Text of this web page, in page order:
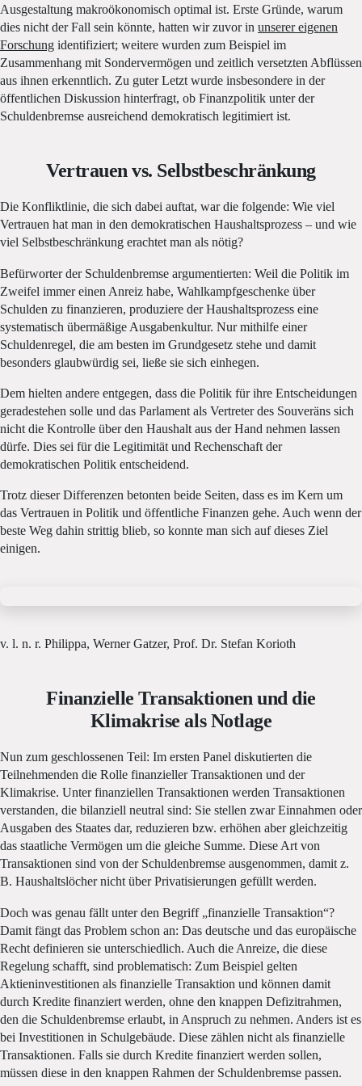
Ausgestaltung makroökonomisch optimal ist. Erste Gründe, warum
dies nicht der Fall sein könnte, hatten wir zuvor in unserer eigenen
Forschung identifiziert; weitere wurden zum Beispiel im
Zusammenhang mit Sondervermögen und zeitlich versetzten Abflüssen
aus ihnen erkenntlich. Zu guter Letzt wurde insbesondere in der
öffentlichen Diskussion hinterfragt, ob Finanzpolitik unter der
Schuldenbremse ausreichend demokratisch legitimiert ist.
Vertrauen vs. Selbstbeschränkung
Die Konfliktlinie, die sich dabei auftat, war die folgende: Wie viel
Vertrauen hat man in den demokratischen Haushaltsprozess – und wie
viel Selbstbeschränkung erachtet man als nötig?
Befürworter der Schuldenbremse argumentierten: Weil die Politik im
Zweifel immer einen Anreiz habe, Wahlkampfgeschenke über
Schulden zu finanzieren, produziere der Haushaltsprozess eine
systematisch übermäßige Ausgabenkultur. Nur mithilfe einer
Schuldenregel, die am besten im Grundgesetz stehe und damit
besonders glaubwürdig sei, ließe sie sich einhegen.
Dem hielten andere entgegen, dass die Politik für ihre Entscheidungen
geradestehen solle und das Parlament als Vertreter des Souveräns sich
nicht die Kontrolle über den Haushalt aus der Hand nehmen lassen
dürfe. Dies sei für die Legitimität und Rechenschaft der
demokratischen Politik entscheidend.
Trotz dieser Differenzen betonten beide Seiten, dass es im Kern um
das Vertrauen in Politik und öffentliche Finanzen gehe. Auch wenn der
beste Weg dahin strittig blieb, so konnte man sich auf dieses Ziel
einigen.
v. l. n. r. Philippa, Werner Gatzer, Prof. Dr. Stefan Korioth
Finanzielle Transaktionen und die
Klimakrise als Notlage
Nun zum geschlossenen Teil: Im ersten Panel diskutierten die
Teilnehmenden die Rolle finanzieller Transaktionen und der
Klimakrise. Unter finanziellen Transaktionen werden Transaktionen
verstanden, die bilanziell neutral sind: Sie stellen zwar Einnahmen oder
Ausgaben des Staates dar, reduzieren bzw. erhöhen aber gleichzeitig
das staatliche Vermögen um die gleiche Summe. Diese Art von
Transaktionen sind von der Schuldenbremse ausgenommen, damit z.
B. Haushaltslöcher nicht über Privatisierungen gefüllt werden.
Doch was genau fällt unter den Begriff „finanzielle Transaktion“?
Damit fängt das Problem schon an: Das deutsche und das europäische
Recht definieren sie unterschiedlich. Auch die Anreize, die diese
Regelung schafft, sind problematisch: Zum Beispiel gelten
Aktieninvestitionen als finanzielle Transaktion und können damit
durch Kredite finanziert werden, ohne den knappen Defizitrahmen,
den die Schuldenbremse erlaubt, in Anspruch zu nehmen. Anders ist es
bei Investitionen in Schulgebäude. Diese zählen nicht als finanzielle
Transaktionen. Falls sie durch Kredite finanziert werden sollen,
müssen diese in den knappen Rahmen der Schuldenbremse passen.